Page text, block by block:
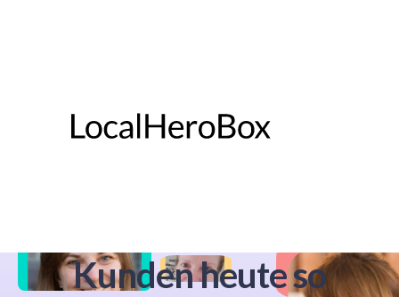
Kunden heute so